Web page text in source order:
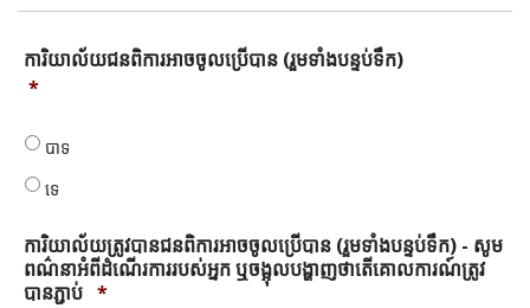
ការិយាល័យជន
ពិការ
ប្រើ
បាន
(រួម
បន្ទប់
ទឹក)
*
ការិយាល័យជនពិការអាចចូលប្រើបាន (រួមទាំងបន្ទប់ទឹក)
*
បាទ
ទេ
ការិយាល័យត្រូវបានជនពិការអាចចូលប្រើបាន (រួមទាំងបន្ទប់ទឹក) - សូម
ពណ៌នាអំពីដំណើរការរបស់អ្នក ឬចង្អុលបង្ហាញថាតើគោលការណ៍ត្រូវ
បានភ្ជាប់ *